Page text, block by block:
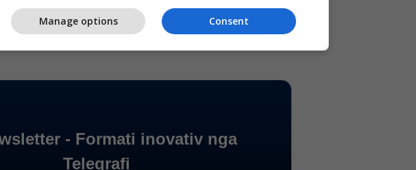
të dështoni", thonë nga ASH.
Consent
Manage options